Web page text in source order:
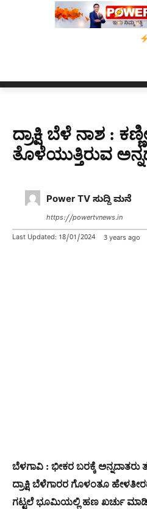
ದ್ರಾಕ್ಷಿ ಬೆಳೆ ನಾಶ :
ತೊಳೆಯುತ್ತಿರುವ
Power TV ಸುದ್ದಿ ಮನೆ
https://powertvnews.in
Last Updated: 18/01/2024 3 years ago
ಬೆಳಗಾವಿ : ಭೀಕರ ಬರಕ್ಕೆ ಅನ್ನದಾತರು
ದ್ರಾಕ್ಷಿ ಬೆಳೆಗಾರರ ಗೊಳಂತೂ
ಗಟ್ಟಲೆ ಭೂಮಿಯಲ್ಲಿ ಹಣ ಖರ್ಚು